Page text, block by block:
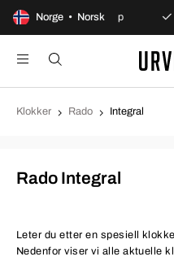
Norge • Norsk
100 dagers åpent kjøp
Klokker Rado Integral
Rado Integral
Leter du etter en spesiell
Nedenfor viser vi alle aktuelle